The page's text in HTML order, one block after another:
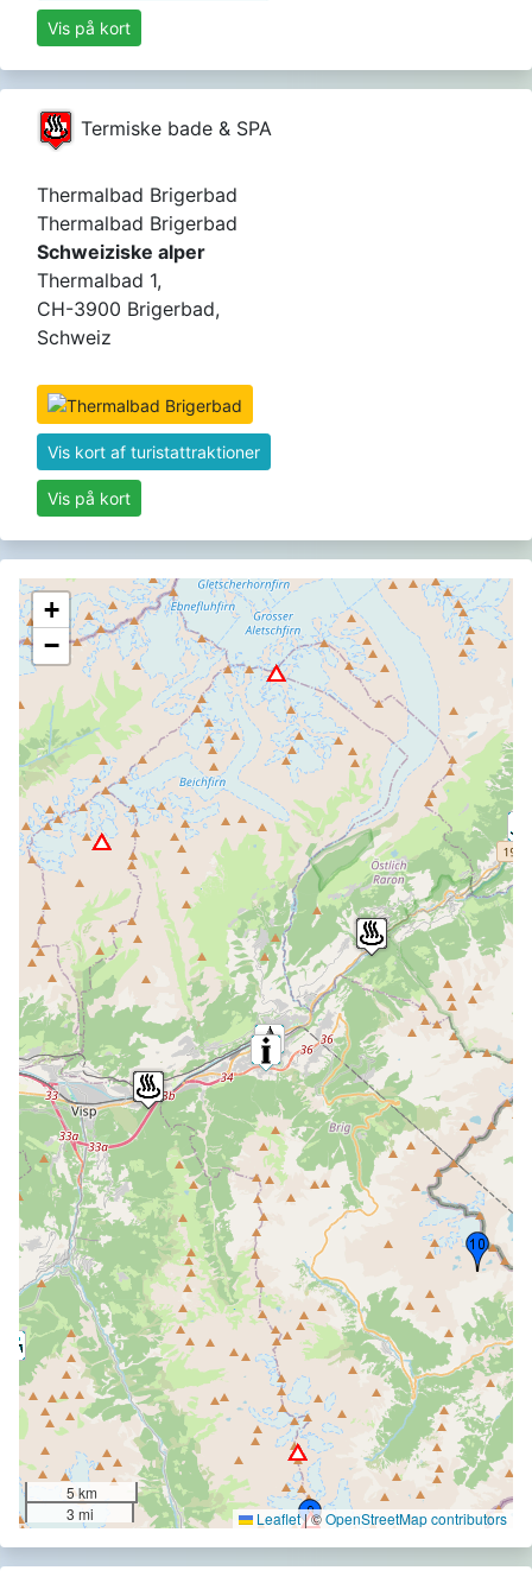
Vis på kort
Termiske bade & SPA
Thermalbad Brigerbad
Thermalbad Brigerbad
Schweiziske alper
Thermalbad 1,
CH-3900 Brigerbad,
Schweiz
Vis kort af turistattraktioner
Vis på kort
+
−
5 km
3 mi
Leaflet|©OpenStreetMap contributors